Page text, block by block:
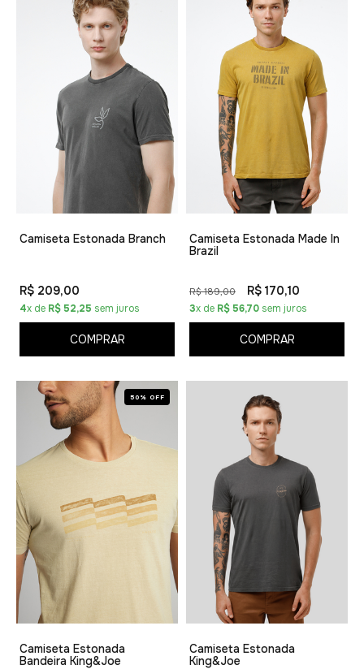
Camiseta Estonada Branch
R$ 209,00
4x de R$ 52,25 sem juros
COMPRAR
Camiseta Estonada Made In
Brazil
R$ 189,00 R$ 170,10
3x de R$ 56,70 sem juros
COMPRAR
50% OFF
Camiseta Estonada
Bandeira King&Joe
Camiseta Estonada
King&Joe